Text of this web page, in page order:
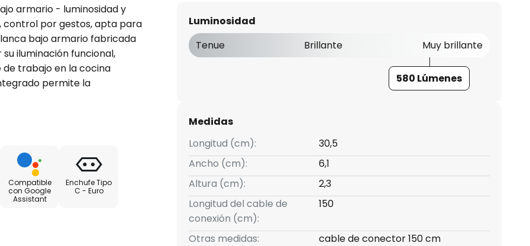
armario - luminosidad y
por gestos, apta para
bajo armario fabricada
iluminación funcional,
trabajo en la cocina
permite la
la mano.
el emparejamiento
mediante una
clips de montaje y
controlable a
permite preajustes y
Compatible
con Google
Assistant
Enchufe Tipo
C - Euro
Luminosidad
Tenue
Brillante Muy brillante
580 Lúmenes
Medidas
Longitud (cm):
30,5
Ancho (cm):
6,1
Altura (cm):
2,3
Longitud del cable de
conexión (cm):
150
Otras medidas:
cable de conector 150 cm